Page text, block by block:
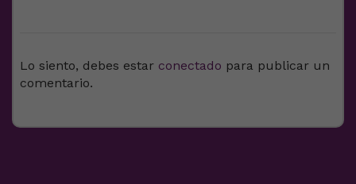
Lo siento, debes estar conectado para publicar un
comentario.